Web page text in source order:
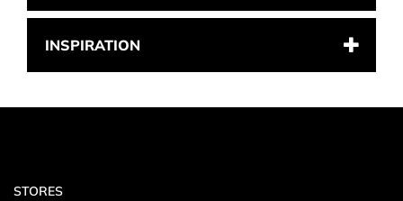
INSPIRATION
STORES